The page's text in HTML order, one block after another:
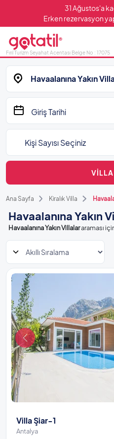
31 Ağustos'a
Erken rezervasyon
Fırıl Turizm Seyahat Acentası Belge No : 17075
Havaalanına Yakın
Kişi Sayısı Seçiniz
VİLLA
Ana Sayfa Kiralık Villa
Havaalanına Yakın
Havaalanına Yakın Villalararaması
Villa Şiar-1
Antalya